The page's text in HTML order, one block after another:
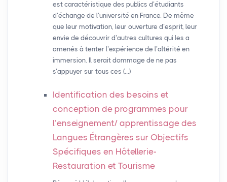
est caractéristique des publics d’étudiants
d’échange de l’université en France. De même
que leur motivation, leur ouverture d’esprit, leur
envie de découvrir d’autres cultures qui les a
amenés à tenter l’expérience de l’altérité en
immersion. Il serait dommage de ne pas
s’appuyer sur tous ces (…)
Identification des besoins et
conception de programmes pour
l’enseignement/ apprentissage des
Langues Étrangères sur Objectifs
Spécifiques en Hôtellerie-
Restauration et Tourisme